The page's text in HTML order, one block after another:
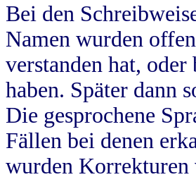
Bei den
Namen wurden
verstanden hat, oder
haben. Später dann
Die gesprochene
Fällen bei denen
wurden Korrekturen